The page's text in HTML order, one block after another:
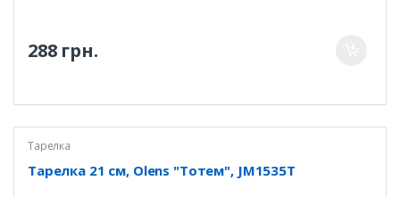
288 грн.
Тарелка
Тарелка 21 см, Olens "Тотем", JM1535T